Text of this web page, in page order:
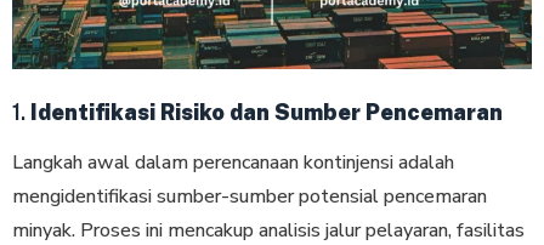
1. Identifikasi Risiko dan Sumber Pencemaran
Langkah awal dalam perencanaan kontinjensi adalah
mengidentifikasi sumber-sumber potensial pencemaran
minyak. Proses ini mencakup analisis jalur pelayaran, fasilitas